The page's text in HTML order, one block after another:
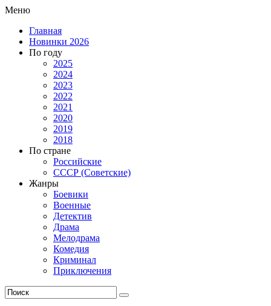
Меню
Главная
Новинки 2026
По году
2025
2024
2023
2022
2021
2020
2019
2018
По стране
Российские
СССР (Советские)
Жанры
Боевики
Военные
Детектив
Драма
Мелодрама
Комедия
Криминал
Приключения